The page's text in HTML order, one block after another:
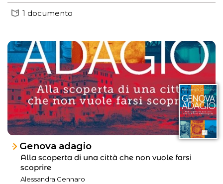
1 documento
Genova adagio
Alla scoperta di una città che non vuole farsi
scoprire
Alessandra Gennaro